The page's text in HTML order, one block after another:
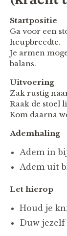
Startpositie
Ga voor een
heupbreedte.
Je armen
balans.
Uitvoering
Zak rustig
Raak de stoel
Kom daarna
Ademhaling
Adem in
Adem uit
Let hierop
Houd je
Duw